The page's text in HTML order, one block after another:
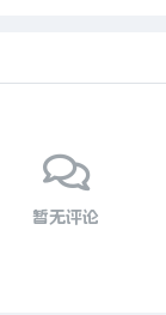
暂无评论